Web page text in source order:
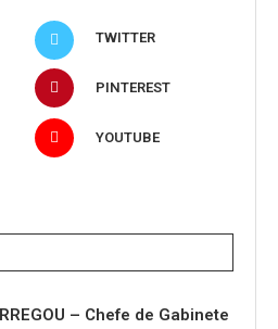
TWITTER
PINTEREST
YOUTUBE
– Chefe de Gabinete